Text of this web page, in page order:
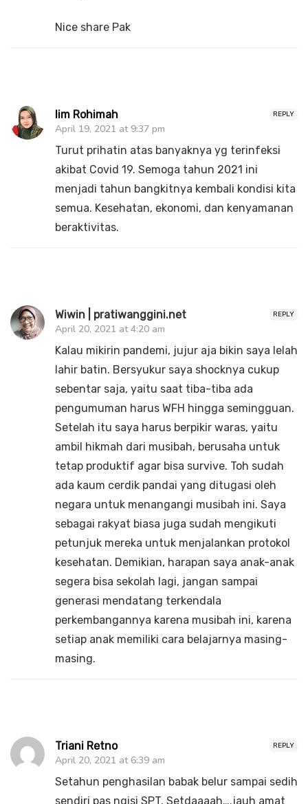
Nice share Pak
REPLY
Iim Rohimah
April 19, 2021 at 9:37 pm
Turut prihatin atas banyaknya yg terinfeksi
akibat Covid 19. Semoga tahun 2021 ini
menjadi tahun bangkitnya kembali kondisi kita
semua. Kesehatan, ekonomi, dan kenyamanan
beraktivitas.
REPLY
Wiwin | pratiwanggini.net
April 20, 2021 at 4:20 am
Kalau mikirin pandemi, jujur aja bikin saya lelah
lahir batin. Bersyukur saya shocknya cukup
sebentar saja, yaitu saat tiba-tiba ada
pengumuman harus WFH hingga semingguan.
Setelah itu saya harus berpikir waras, yaitu
ambil hikmah dari musibah, berusaha untuk
tetap produktif agar bisa survive. Toh sudah
ada kaum cerdik pandai yang ditugasi oleh
negara untuk menangangi musibah ini. Saya
sebagai rakyat biasa juga sudah mengikuti
petunjuk mereka untuk menjalankan protokol
kesehatan. Demikian, harapan saya anak-anak
segera bisa sekolah lagi, jangan sampai
generasi mendatang terkendala
perkembangannya karena musibah ini, karena
setiap anak memiliki cara belajarnya masing-
masing.
REPLY
Triani Retno
April 20, 2021 at 6:39 am
Setahun penghasilan babak belur sampai sedih
sendiri pas ngisi SPT. Setdaaaah….jauh amat